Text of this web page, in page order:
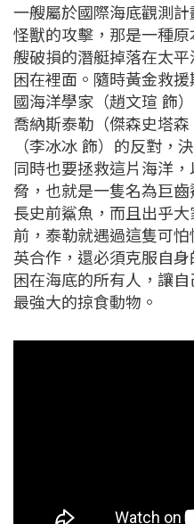
一艘屬於國際海底觀測
怪獸的攻擊，那是一種
艘破損的潛艇掉落在太
困在裡面。隨時黃金救
國海洋學家（趙文瑄 飾
喬納斯泰勒（傑森史塔
（李冰冰 飾）的反對，
同時也要拯救這片海洋
脅，也就是一隻名為巨
長史前鯊魚，而且出乎
前，泰勒就遇過這隻可
英合作，還必須克服自
困在海底的所有人，讓
最強大的掠食動物。